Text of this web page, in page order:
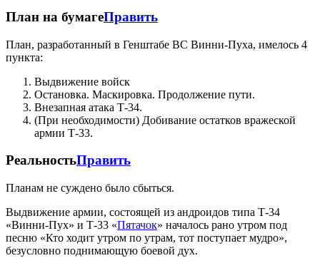
План на бумагеПравить
План, разработанный в Генштабе ВС Винни-Пуха, имелось 4
пункта:
Выдвижение войск
Остановка. Маскировка. Продолжение пути.
Внезапная атака Т-34.
(При необходимости) Добивание остатков вражеской
армии Т-33.
РеальностьПравить
Планам не суждено было сбыться.
Выдвижение армии, состоящей из андроидов типа Т-34
«Винни-Пух» и Т-33 «Пятачок» началось рано утром под
песню «Кто ходит утром по утрам, тот поступает мудро»,
безусловно поднимающую боевой дух.